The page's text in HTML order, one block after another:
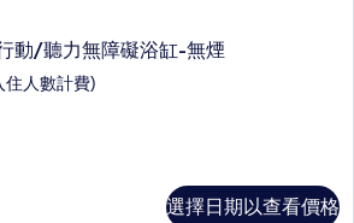
動/聽力無障礙浴缸-無煙
住人數計費)
選擇日期以查看價格